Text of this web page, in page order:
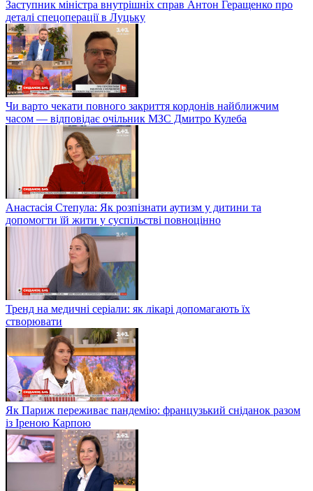
Заступник міністра внутрішніх справ Антон Геращенко про
деталі спецоперації в Луцьку
Чи варто чекати повного закриття кордонів найближчим
часом — відповідає очільник МЗС Дмитро Кулеба
Анастасія Степула: Як розпізнати аутизм у дитини та
допомогти їй жити у суспільстві повноцінно
Тренд на медичні серіали: як лікарі допомагають їх
створювати
Як Париж переживає пандемію: французький сніданок разом
із Іреною Карпою